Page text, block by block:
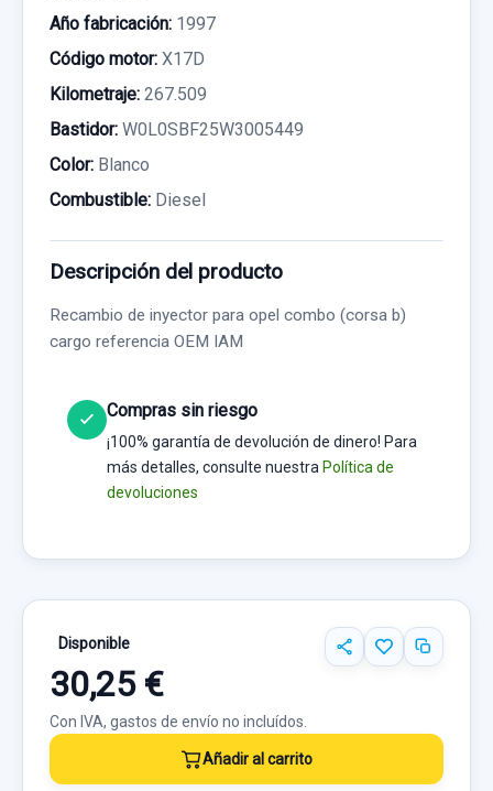
Año fabricación: 1997
Código motor: X17D
Kilometraje: 267.509
Bastidor: W0L0SBF25W3005449
Color: Blanco
Combustible: Diesel
Descripción del producto
Recambio de inyector para opel combo (corsa b)
cargo referencia OEM IAM
Compras sin riesgo
¡100% garantía de devolución de dinero! Para
más detalles, consulte nuestra Política de
devoluciones
Disponible
30,25 €
Con IVA, gastos de envío no incluídos.
Añadir al carrito